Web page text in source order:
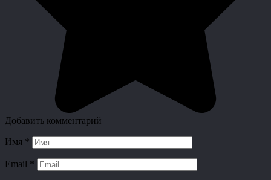
Добавить комментарий
Имя *
Email *